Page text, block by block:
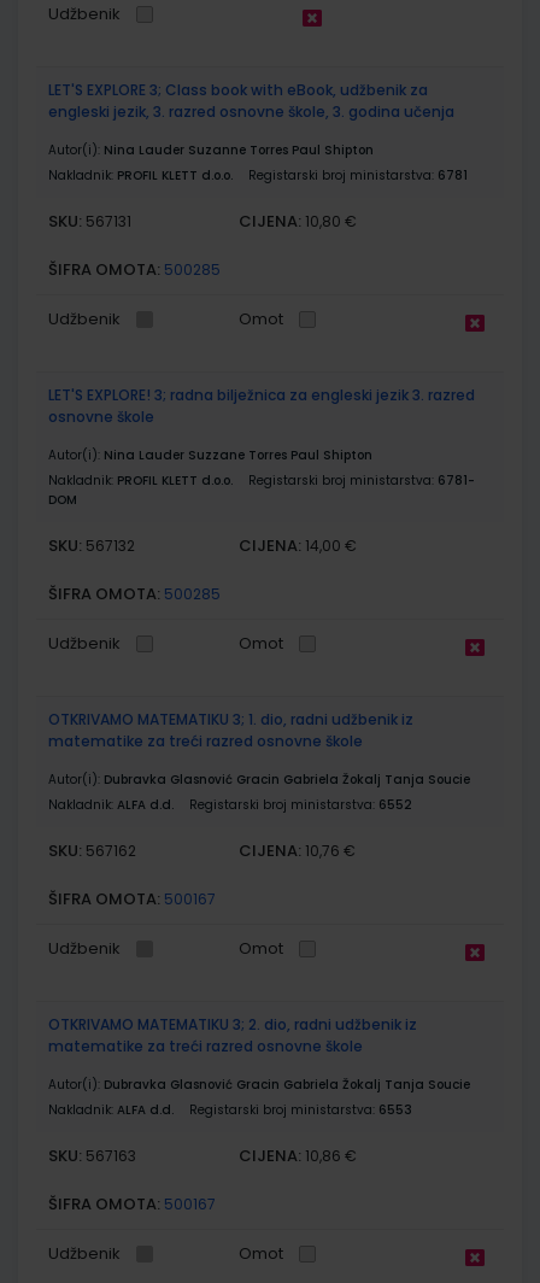
Udžbenik
LET'S EXPLORE 3; Class book with eBook, udžbenik za
engleski jezik, 3. razred osnovne škole, 3. godina učenja
Autor(i): Nina Lauder Suzanne Torres Paul Shipton
Nakladnik: PROFIL KLETT d.o.o. Registarski broj ministarstva: 6781
SKU: 567131 CIJENA: 10,80 €
ŠIFRA OMOTA: 500285
Udžbenik Omot
LET'S EXPLORE! 3; radna bilježnica za engleski jezik 3. razred
osnovne škole
Autor(i): Nina Lauder Suzzane Torres Paul Shipton
Nakladnik: PROFIL KLETT d.o.o. Registarski broj ministarstva: 6781-
DOM
SKU: 567132 CIJENA: 14,00 €
ŠIFRA OMOTA: 500285
Udžbenik Omot
OTKRIVAMO MATEMATIKU 3; 1. dio, radni udžbenik iz
matematike za treći razred osnovne škole
Autor(i): Dubravka Glasnović Gracin Gabriela Žokalj Tanja Soucie
Nakladnik: ALFA d.d. Registarski broj ministarstva: 6552
SKU: 567162 CIJENA: 10,76 €
ŠIFRA OMOTA: 500167
Udžbenik Omot
OTKRIVAMO MATEMATIKU 3; 2. dio, radni udžbenik iz
matematike za treći razred osnovne škole
Autor(i): Dubravka Glasnović Gracin Gabriela Žokalj Tanja Soucie
Nakladnik: ALFA d.d. Registarski broj ministarstva: 6553
SKU: 567163 CIJENA: 10,86 €
ŠIFRA OMOTA: 500167
Udžbenik Omot